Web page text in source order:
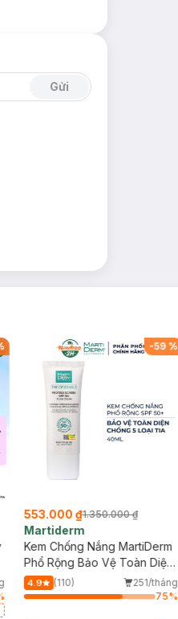
Gửi
-59%
553.000 ₫1.350.000 ₫
Martiderm
Kem Chống Nắng MartiDerm
Phổ Rộng Bảo Vệ Toàn Diện
40ml
4.9 (110)
251/tháng
75%